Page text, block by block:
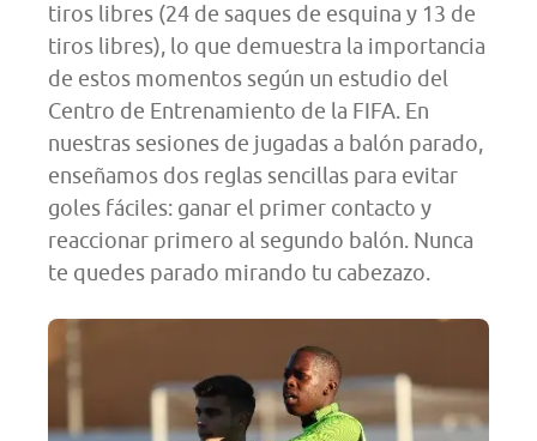
tiros libres (24 de saques de esquina y 13 de
tiros libres), lo que demuestra la importancia
de estos momentos según un estudio del
Centro de Entrenamiento de la FIFA. En
nuestras sesiones de jugadas a balón parado,
enseñamos dos reglas sencillas para evitar
goles fáciles: ganar el primer contacto y
reaccionar primero al segundo balón. Nunca
te quedes parado mirando tu cabezazo.